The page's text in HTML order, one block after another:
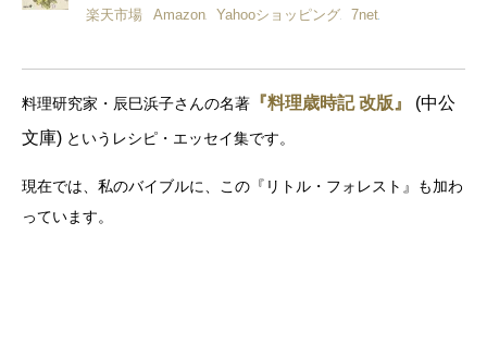
楽天市場 Amazon Yahooショッピング 7net
料理研究家・辰巳浜子さんの名著 『料理歳時記 改版』
(中公
文庫) というレシピ・エッセイ集です。
現在では、私のバイブルに、この『リトル・フォレスト』も加わ
っています。